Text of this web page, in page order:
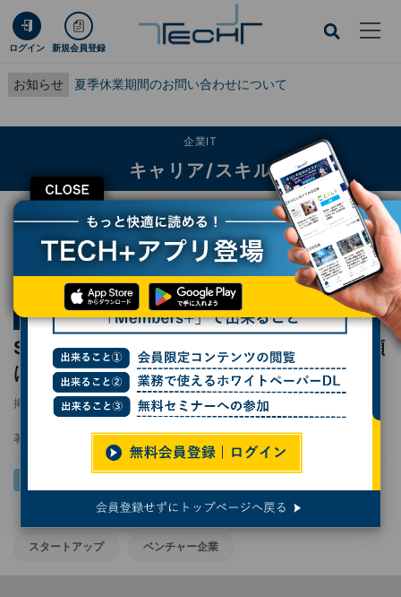
ログイン 新規会員登録
お知らせ 夏季休業期間のお問い合わせについて
CLOSE
企業IT
キャリア/スキル
TECH+ 企業IT
キャリア/スキル
Spectee CEO 村上建治郎氏が選ぶ一冊『成瀬は天下を取りにいく』
第5回 経営者たちの書架
Spectee CEO 村上建治郎氏が選ぶ一冊『成瀬
は天下を取りにいく』
掲載日 2025/05/28 09:00
著者： 熊谷知泰
スタートアップ ベンチャー企業